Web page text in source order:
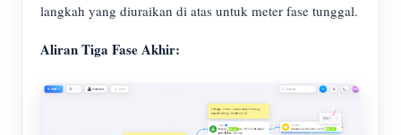
langkah yang diuraikan di atas untuk meter fase tunggal.
Aliran Tiga Fase Akhir: